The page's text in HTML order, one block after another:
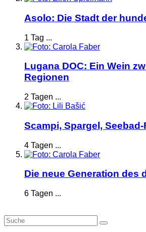
Asolo: Die Stadt der
1 Tag ...
Lugana DOC: Ein Wein
Regionen
2 Tagen ...
Scampi, Spargel, Seebad-
4 Tagen ...
Die neue Generation des
6 Tagen ...